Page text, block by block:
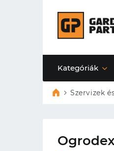
Kategóriák
Szervizek